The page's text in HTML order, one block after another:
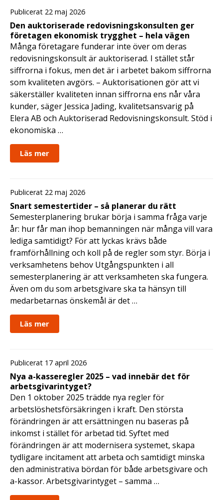
Publicerat 22 maj 2026
Den auktoriserade redovisningskonsulten ger
företagen ekonomisk trygghet – hela vägen
Många företagare funderar inte över om deras
redovisningskonsult är auktoriserad. I stället står
siffrorna i fokus, men det är i arbetet bakom siffrorna
som kvaliteten avgörs. – Auktorisationen gör att vi
säkerställer kvaliteten innan siffrorna ens når våra
kunder, säger Jessica Jading, kvalitetsansvarig på
Elera AB och Auktoriserad Redovisningskonsult. Stöd i
ekonomiska …
Läs mer
Publicerat 22 maj 2026
Snart semestertider – så planerar du rätt
Semesterplanering brukar börja i samma fråga varje
år: hur får man ihop bemanningen när många vill vara
lediga samtidigt? För att lyckas krävs både
framförhållning och koll på de regler som styr. Börja i
verksamhetens behov Utgångspunkten i all
semesterplanering är att verksamheten ska fungera.
Även om du som arbetsgivare ska ta hänsyn till
medarbetarnas önskemål är det …
Läs mer
Publicerat 17 april 2026
Nya a-kasseregler 2025 – vad innebär det för
arbetsgivarintyget?
Den 1 oktober 2025 trädde nya regler för
arbetslöshetsförsäkringen i kraft. Den största
förändringen är att ersättningen nu baseras på
inkomst i stället för arbetad tid. Syftet med
förändringen är att modernisera systemet, skapa
tydligare incitament att arbeta och samtidigt minska
den administrativa bördan för både arbetsgivare och
a-kassor. Arbetsgivarintyget – samma …